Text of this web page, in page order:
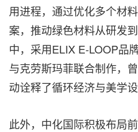
用进程，通过优化多个材
案，推动绿色材料从研发
中，采用ELIX E-LOOP品
与克劳斯玛菲联合制作，
动诠释了循环经济与美学设
此外，中化国际积极布局